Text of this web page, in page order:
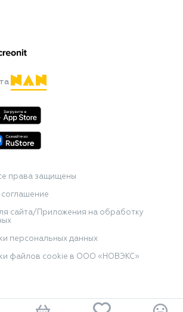
права защищены
соглашение
сайта/Приложения на обработку
персональных данных
файлов cookie в ООО «НОВЭКС»